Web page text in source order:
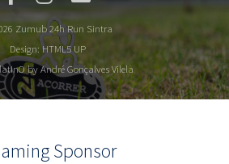
Zumub 24h Run Sintra
Design:HTML5 UP
by André Gonçalves Vilela
Sponsor